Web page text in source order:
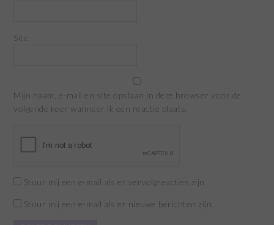
Site
Mijn naam, e-mail en site opslaan in deze browser voor de
volgende keer wanneer ik een reactie plaats.
Stuur mij een e-mail als er vervolgreacties zijn.
Stuur mij een e-mail als er nieuwe berichten zijn.